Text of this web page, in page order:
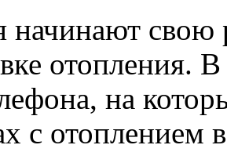
начинают
отопления.
на
с отоплением